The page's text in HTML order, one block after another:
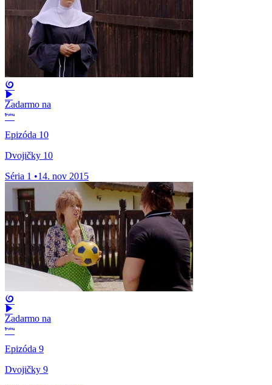
Zadarmo na
Epizóda 10
Dvojičky 10
Séria 1 •14. nov 2015
Zadarmo na
Epizóda 9
Dvojičky 9